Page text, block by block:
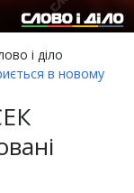
і діло
в новому